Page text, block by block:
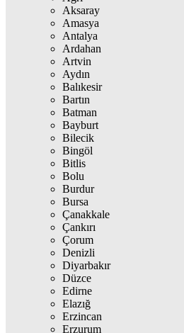
Aksaray
Amasya
Antalya
Ardahan
Artvin
Aydın
Balıkesir
Bartın
Batman
Bayburt
Bilecik
Bingöl
Bitlis
Bolu
Burdur
Bursa
Çanakkale
Çankırı
Çorum
Denizli
Diyarbakır
Düzce
Edirne
Elazığ
Erzincan
Erzurum